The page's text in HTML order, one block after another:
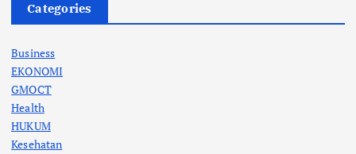
Categories
Business
EKONOMI
GMOCT
Health
HUKUM
Kesehatan